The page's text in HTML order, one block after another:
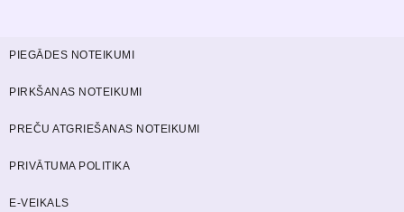
E-VEIKALS
PRIVĀTUMA POLITIKA
PREČU ATGRIEŠANAS NOTEIKUMI
PIRKŠANAS NOTEIKUMI
PIEGĀDES NOTEIKUMI